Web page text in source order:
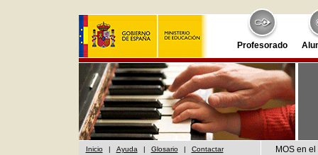
Profesorado
Inicio | Ayuda | Glosario | Contactar MOS en